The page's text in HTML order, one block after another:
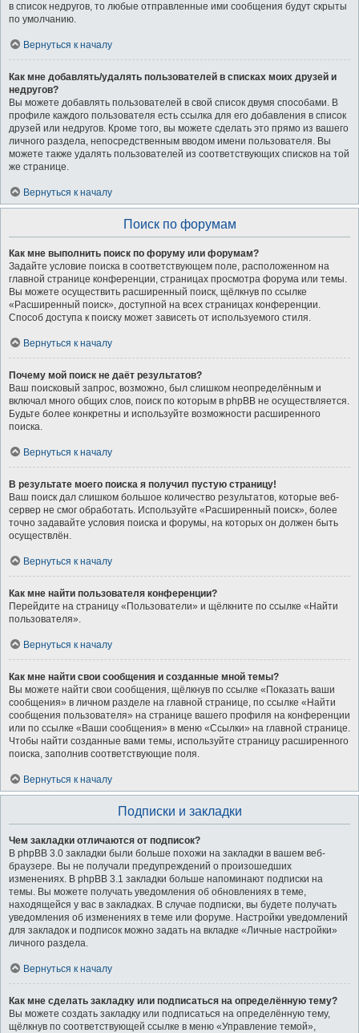
в список недругов, то любые отправленные ими сообщения будут скрыты
по умолчанию.
Вернуться к началу
Как мне добавлять/удалять пользователей в списках моих друзей и
недругов?
Вы можете добавлять пользователей в свой список двумя способами. В
профиле каждого пользователя есть ссылка для его добавления в список
друзей или недругов. Кроме того, вы можете сделать это прямо из вашего
личного раздела, непосредственным вводом имени пользователя. Вы
можете также удалять пользователей из соответствующих списков на той
же странице.
Вернуться к началу
Поиск по форумам
Как мне выполнить поиск по форуму или форумам?
Задайте условие поиска в соответствующем поле, расположенном на
главной странице конференции, страницах просмотра форума или темы.
Вы можете осуществить расширенный поиск, щёлкнув по ссылке
«Расширенный поиск», доступной на всех страницах конференции.
Способ доступа к поиску может зависеть от используемого стиля.
Вернуться к началу
Почему мой поиск не даёт результатов?
Ваш поисковый запрос, возможно, был слишком неопределённым и
включал много общих слов, поиск по которым в phpBB не осуществляется.
Будьте более конкретны и используйте возможности расширенного
поиска.
Вернуться к началу
В результате моего поиска я получил пустую страницу!
Ваш поиск дал слишком большое количество результатов, которые веб-
сервер не смог обработать. Используйте «Расширенный поиск», более
точно задавайте условия поиска и форумы, на которых он должен быть
осуществлён.
Вернуться к началу
Как мне найти пользователя конференции?
Перейдите на страницу «Пользователи» и щёлкните по ссылке «Найти
пользователя».
Вернуться к началу
Как мне найти свои сообщения и созданные мной темы?
Вы можете найти свои сообщения, щёлкнув по ссылке «Показать ваши
сообщения» в личном разделе на главной странице, по ссылке «Найти
сообщения пользователя» на странице вашего профиля на конференции
или по ссылке «Ваши сообщения» в меню «Ссылки» на главной странице.
Чтобы найти созданные вами темы, используйте страницу расширенного
поиска, заполнив соответствующие поля.
Вернуться к началу
Подписки и закладки
Чем закладки отличаются от подписок?
В phpBB 3.0 закладки были больше похожи на закладки в вашем веб-
браузере. Вы не получали предупреждений о произошедших
изменениях. В phpBB 3.1 закладки больше напоминают подписки на
темы. Вы можете получать уведомления об обновлениях в теме,
находящейся у вас в закладках. В случае подписки, вы будете получать
уведомления об изменениях в теме или форуме. Настройки уведомлений
для закладок и подписок можно задать на вкладке «Личные настройки»
личного раздела.
Вернуться к началу
Как мне сделать закладку или подписаться на определённую тему?
Вы можете создать закладку или подписаться на определённую тему,
щёлкнув по соответствующей ссылке в меню «Управление темой»,